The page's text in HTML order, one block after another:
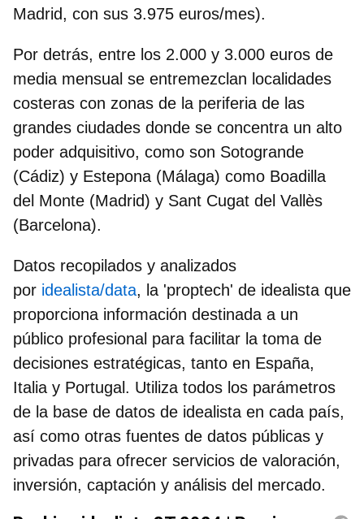
Madrid, con sus 3.975 euros/mes).
Por detrás, entre los 2.000 y 3.000 euros de
media mensual se entremezclan localidades
costeras con zonas de la periferia de las
grandes ciudades donde se concentra un alto
poder adquisitivo, como son Sotogrande
(Cádiz) y Estepona (Málaga) como Boadilla
del Monte (Madrid) y Sant Cugat del Vallès
(Barcelona).
Datos recopilados y analizados
por idealista/data, la 'proptech' de idealista que
proporciona información destinada a un
público profesional para facilitar la toma de
decisiones estratégicas, tanto en España,
Italia y Portugal. Utiliza todos los parámetros
de la base de datos de idealista en cada país,
así como otras fuentes de datos públicas y
privadas para ofrecer servicios de valoración,
inversión, captación y análisis del mercado.